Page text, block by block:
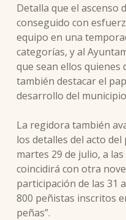
Detalla que el ascenso
conseguido con
equipo en una
categorías, y al
que sean ellos quienes
también destacar el
desarrollo del
La regidora también
los detalles del acto
martes 29 de julio, a
coincidirá con otra
participación de las 31
800 peñistas inscritos
peñas”.